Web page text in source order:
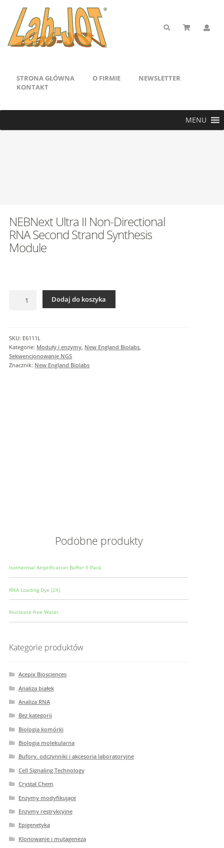
STRONA GŁÓWNA O FIRMIE
NEWSLETTER
KONTAKT
MENU
NEBNext Ultra II Non-Directional
RNA Second Strand Synthesis
Module
NEBNext
Non-
Directional
RNA
Second
Dodaj do koszyka
SKU: E6111L
Kategorie: Moduły i enzymy New England Biolabs
Sekwencjonowanie NGS
Znacznik: New England Biolabs
Podobne produkty
Isothermal Amplification Buffer II Pack
RNA Loading Dye (2X)
Nuclease-free Water
Kategorie produktów
Acepix Biosciences
Analiza białek
Analiza RNA
Bez kategorii
Biologia komórki
Biologia molekularna
Bufory. odczynniki i akcesoria laboratoryjne
Cell Signaling Technology
Crystal Chem
Enzymy modyfikujące
Enzymy restrykcyjne
Epigenetyka
Klonowanie i mutageneza